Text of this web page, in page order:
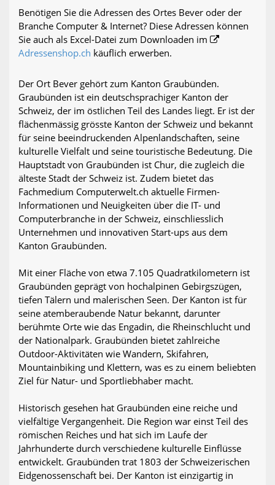
Benötigen Sie die Adressen des Ortes Bever oder der
Branche Computer & Internet? Diese Adressen können
Sie auch als Excel-Datei zum Downloaden im
Adressenshop.ch käuflich erwerben.
Der Ort Bever gehört zum Kanton Graubünden.
Graubünden ist ein deutschsprachiger Kanton der
Schweiz, der im östlichen Teil des Landes liegt. Er ist der
flächenmässig grösste Kanton der Schweiz und bekannt
für seine beeindruckenden Alpenlandschaften, seine
kulturelle Vielfalt und seine touristische Bedeutung. Die
Hauptstadt von Graubünden ist Chur, die zugleich die
älteste Stadt der Schweiz ist. Zudem bietet das
Fachmedium Computerwelt.ch aktuelle Firmen-
Informationen und Neuigkeiten über die IT- und
Computerbranche in der Schweiz, einschliesslich
Unternehmen und innovativen Start-ups aus dem
Kanton Graubünden.
Mit einer Fläche von etwa 7.105 Quadratkilometern ist
Graubünden geprägt von hochalpinen Gebirgszügen,
tiefen Tälern und malerischen Seen. Der Kanton ist für
seine atemberaubende Natur bekannt, darunter
berühmte Orte wie das Engadin, die Rheinschlucht und
der Nationalpark. Graubünden bietet zahlreiche
Outdoor-Aktivitäten wie Wandern, Skifahren,
Mountainbiking und Klettern, was es zu einem beliebten
Ziel für Natur- und Sportliebhaber macht.
Historisch gesehen hat Graubünden eine reiche und
vielfältige Vergangenheit. Die Region war einst Teil des
römischen Reiches und hat sich im Laufe der
Jahrhunderte durch verschiedene kulturelle Einflüsse
entwickelt. Graubünden trat 1803 der Schweizerischen
Eidgenossenschaft bei. Der Kanton ist einzigartig in